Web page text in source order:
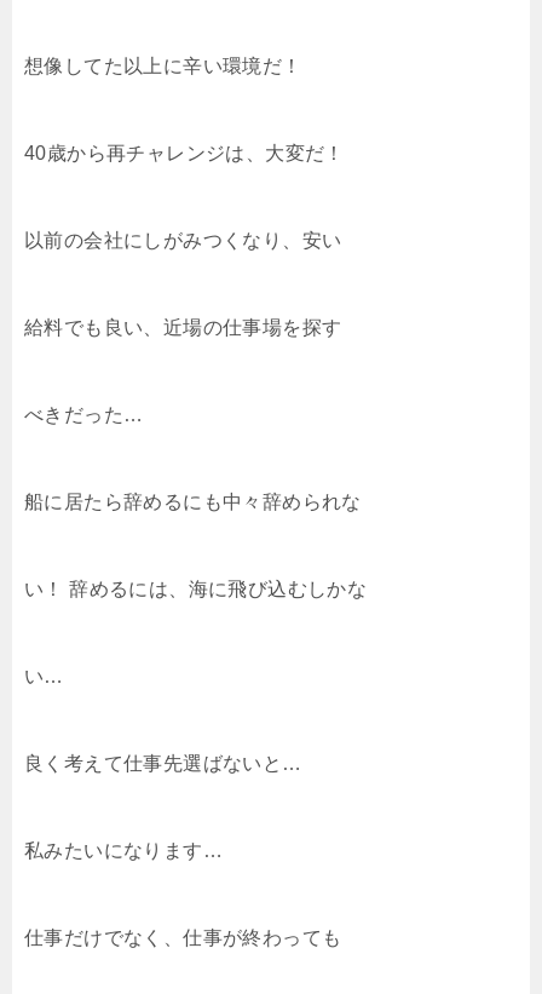
想像してた以上に辛い環境だ！
40歳から再チャレンジは、大変だ！
以前の会社にしがみつくなり、安い
給料でも良い、近場の仕事場を探す
べきだった…
船に居たら辞めるにも中々辞められな
い！ 辞めるには、海に飛び込むしかな
い…
良く考えて仕事先選ばないと…
私みたいになります…
仕事だけでなく、仕事が終わっても